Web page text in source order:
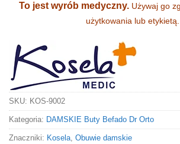
To jest wyrób medyczny. Używaj go
użytkowania lub etykietą.
SKU: KOS-9002
Kategoria: DAMSKIE Buty Befado Dr Orto
Znaczniki: Kosela Obuwie damskie